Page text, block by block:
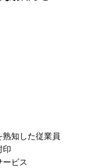
知した従業員
印
ービス